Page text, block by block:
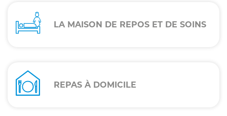
POLES
SUB
MENU
LA MAISON DE REPOS ET DE SOINS
REPAS À DOMICILE